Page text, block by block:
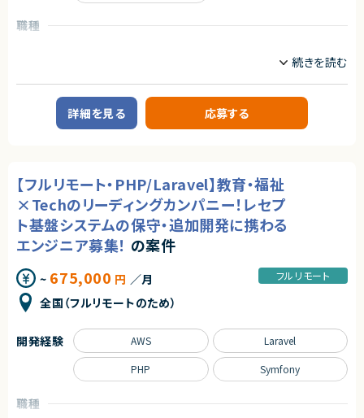
◆応募者へのメッセージ
多くのサービスが生まれては消える中で、ビジネスの基盤として長く使われ
本サービスは、まさにその可能性を持つプロダクトであり、さらにその中心メ
ンバーとして関われるフェーズは、まだ組織がコンパクトな「今」だけです。
自らの判断やアウトプットでプロダクトと事業を前進させ、社会に価値ある
仕組みを残したい方のチャレンジを歓迎します。
◆募集背景
当社は、ビジネスシーンにおける日程調整業務を効率化するSaaSを自社で
企画・開発・提供しているスタートアップ企業です。
創業以来、外部資本に依存せず、継続的な売上成長と黒字経営を実現して
います。
提供しているサービスは、機能性やユーザー体験の評価が高く、国内のみな
らず海外からも注目され、グローバルに利用が拡大しています。
◆プロダクトの特長
独自技術・特許を活用した他社にはない機能群
明確な差別化による高い市場競争力
プロダクトとしての評価と実績がすでに確立されており、今後のスケールに
おいても大きな成長余地を持っています。
◆マーケットの魅力
日程調整は、多くの人が日常的に行う業務である一方、長年にわたり非効率
な手法が使われ続けてきた領域でもあります。
職種
業務内容
【案件概要】
セキュリティ領域の業務課題をテクノロジーで解決するSaaSプロダクトを展
開する企業にて、
プロダクト価値向上に直結する技術的意思決定を担っていただくポジション
です。
【業務内容】
・自社SaaSプロダクトにおける技術設計および実装のリード
・設計レビュー、コードレビューを通じた品質担保と改善
・要件定義・仕様検討フェーズでの技術的観点からの提案
・既存コードベースのリファクタリング、パフォーマンス・保守性改善
・AIツールを活用した開発効率化や品質向上施策の検討・導入
プロダクトの成長を技術面から支えていただきます
求めるスキル
・Webアプリケーションの設計・開発経験（目安5年以上）
・チームの技術設計をリードした経験
詳細を見る 応募する
【フルリモート・PHP/Laravel】教育・福祉
×Techのリーディングカンパニー！レセプ
ト基盤システムの保守・追加開発に携わる
エンジニア募集！ の案件
~ 675,000 円 ／月
全国（フルリモートのため）
フルリモート
職種
開発経験 AWS Laravel
PHP Symfony